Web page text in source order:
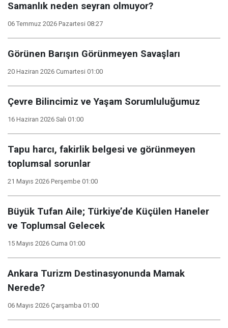
Samanlık neden seyran olmuyor?
06 Temmuz 2026 Pazartesi 08:27
Görünen Barışın Görünmeyen Savaşları
20 Haziran 2026 Cumartesi 01:00
Çevre Bilincimiz ve Yaşam Sorumluluğumuz
16 Haziran 2026 Salı 01:00
Tapu harcı, fakirlik belgesi ve görünmeyen
toplumsal sorunlar
21 Mayıs 2026 Perşembe 01:00
Büyük Tufan Aile; Türkiye’de Küçülen Haneler
ve Toplumsal Gelecek
15 Mayıs 2026 Cuma 01:00
Ankara Turizm Destinasyonunda Mamak
Nerede?
06 Mayıs 2026 Çarşamba 01:00